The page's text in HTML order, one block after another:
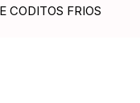
CODITOS FRIOS